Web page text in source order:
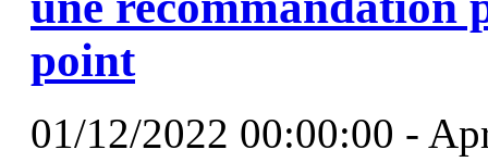
point
01/12/2022 00:00:00 -